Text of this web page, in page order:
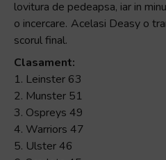
lovitura de pedeapsa, iar in
o incercare. Acelasi Deasy o
scorul final.
Clasament:
1. Leinster 63
2. Munster 51
3. Ospreys 49
4. Warriors 47
5. Ulster 46